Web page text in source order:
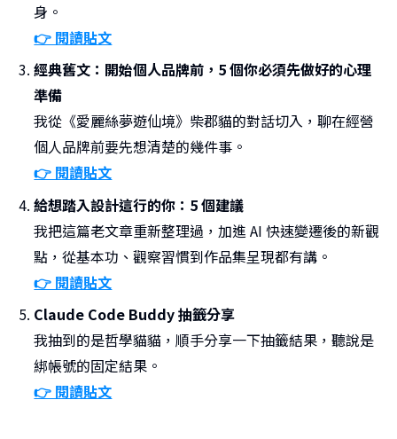
身。
👉 閱讀貼文
經典舊文：開始個人品牌前，5 個你必須先做好的心理
準備
我從《愛麗絲夢遊仙境》柴郡貓的對話切入，聊在經營
個人品牌前要先想清楚的幾件事。
👉 閱讀貼文
給想踏入設計這行的你：5 個建議
我把這篇老文章重新整理過，加進 AI 快速變遷後的新觀
點，從基本功、觀察習慣到作品集呈現都有講。
👉 閱讀貼文
Claude Code Buddy 抽籤分享
我抽到的是哲學貓貓，順手分享一下抽籤結果，聽說是
綁帳號的固定結果。
👉 閱讀貼文